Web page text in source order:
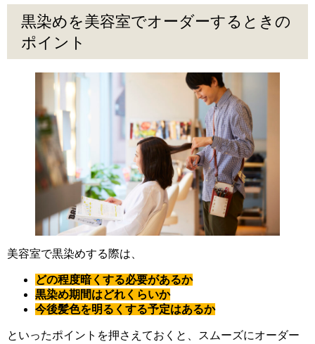
黒染めを美容室でオーダーするときの
ポイント
美容室で黒染めする際は、
どの程度暗くする必要があるか
黒染め期間はどれくらいか
今後髪色を明るくする予定はあるか
といったポイントを押さえておくと、スムーズにオーダー